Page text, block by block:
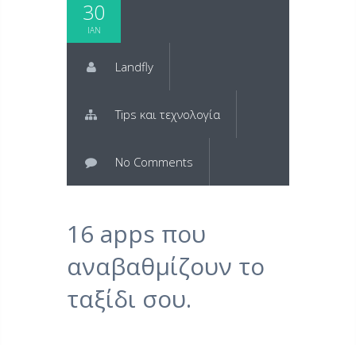
30
ΙΑΝ
Landfly
Tips και τεχνολογία
No Comments
16 apps που
αναβαθμίζουν το
ταξίδι σου.